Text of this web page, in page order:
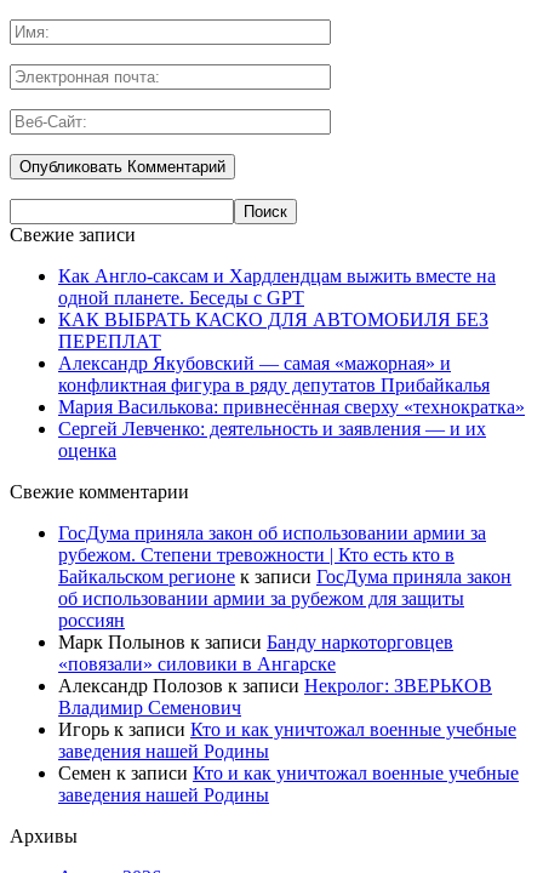
Свежие записи
Как Англо-саксам и Хардлендцам выжить вместе на
одной планете. Беседы с GPT
КАК ВЫБРАТЬ КАСКО ДЛЯ АВТОМОБИЛЯ БЕЗ
ПЕРЕПЛАТ
Александр Якубовский — самая «мажорная» и
конфликтная фигура в ряду депутатов Прибайкалья
Мария Василькова: привнесённая сверху «технократка»
Сергей Левченко: деятельность и заявления — и их
оценка
Свежие комментарии
ГосДума приняла закон об использовании армии за
рубежом. Степени тревожности | Кто есть кто в
Байкальском регионе к записи ГосДума приняла закон
об использовании армии за рубежом для защиты
россиян
Марк Полынов к записи Банду наркоторговцев
«повязали» силовики в Ангарске
Александр Полозов к записи Некролог: ЗВЕРЬКОВ
Владимир Семенович
Игорь к записи Кто и как уничтожал военные учебные
заведения нашей Родины
Семен к записи Кто и как уничтожал военные учебные
заведения нашей Родины
Архивы